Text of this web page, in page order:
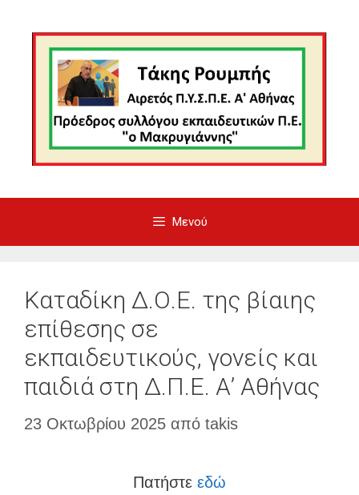
περιεχόμενο
Μενού
Καταδίκη Δ.Ο.Ε. της βίαιης
επίθεσης σε
εκπαιδευτικούς, γονείς και
παιδιά στη Δ.Π.Ε. Α’ Αθήνας
23 Οκτωβρίου 2025 από takis
Πατήστε εδώ